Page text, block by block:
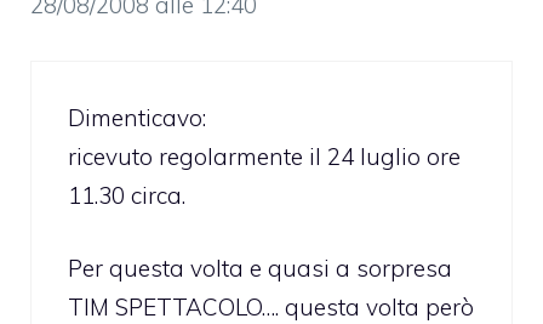
Dimenticavo:
ricevuto regolarmente il 24 luglio ore
11.30 circa.
Per questa volta e quasi a sorpresa
TIM SPETTACOLO…. questa volta però